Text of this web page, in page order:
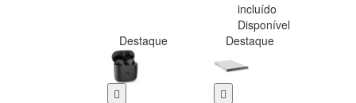
incluído
Disponível
Destaque
Destaque